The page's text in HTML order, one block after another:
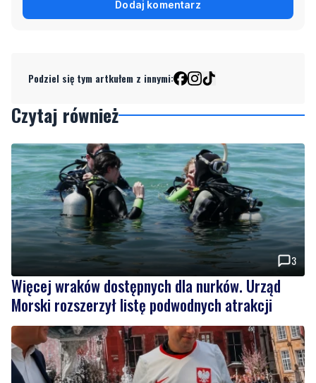
Dodaj komentarz
Podziel się tym artkułem z innymi:
Czytaj również
3
Więcej wraków dostępnych dla nurków. Urząd
Morski rozszerzył listę podwodnych atrakcji